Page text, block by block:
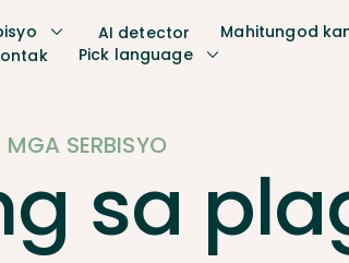
AI detector
Mahitungod
Pick language
MGA SERBISYO
sa